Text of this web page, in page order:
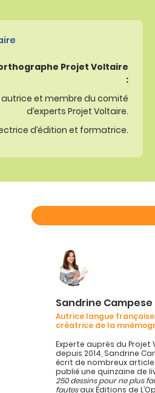
Projet Voltaire
:
autrice et membre du comité
d’experts Projet Voltaire.
d’édition et formatrice.
Sandrine Campese
Autrice langue
créatrice de la
Experte auprès du Projet
depuis 2014, Sandrine
écrit de nombreux
publié une quinzaine de
250 dessins pour ne plus
fautesaux Éditions de